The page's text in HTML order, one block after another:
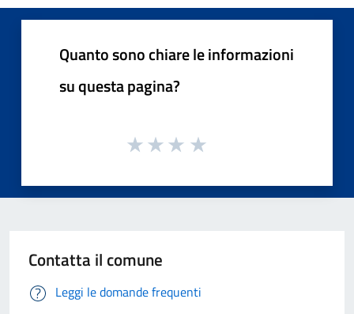
Quanto sono chiare le informazioni
su questa pagina?
Contatta il comune
Leggi le domande frequenti